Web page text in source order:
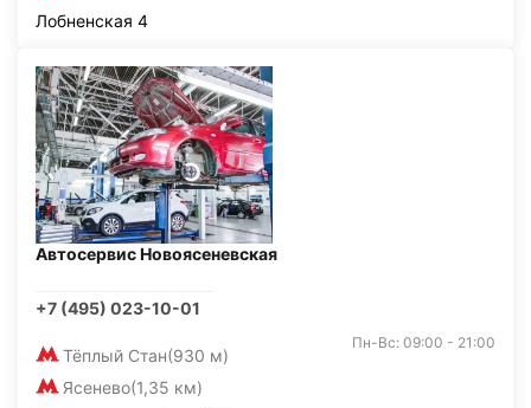
Лобненская 4
Автосервис Новоясеневская
+7 (495) 023-10-01
Тёплый Стан(930 м)
Ясенево(1,35 км)
Пн-Вс: 09:00 - 21:00